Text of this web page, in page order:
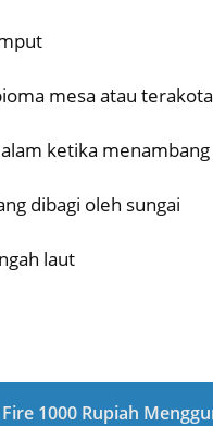
mesa atau terakota
ketika
dibagi oleh sungai
laut
1000 Rupiah